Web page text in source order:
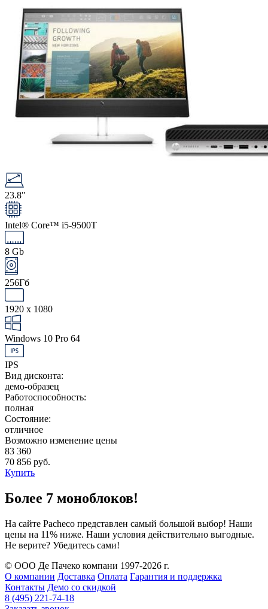
23.8"
Intel® Core™ i5-9500T
8 Gb
256Гб
1920 x 1080
Windows 10 Pro 64
IPS
Вид дисконта:
демо-образец
Работоспособность:
полная
Состояние:
отличное
Возможно изменение цены
83 360
70 856 руб.
Купить
Более 7 моноблоков!
На сайте Pacheco представлен самый большой выбор! Наши
цены на 11% ниже. Наши условия действительно выгодные.
Не верите? Убедитесь сами!
© ООО Де Пачеко компани 1997-2026 г.
О компании Доставка Оплата Гарантия и поддержка
Контакты Демо со скидкой
8 (495) 221-74-18